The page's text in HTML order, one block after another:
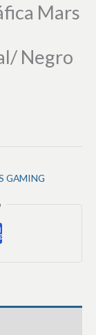
Mars
Negro
GAMING